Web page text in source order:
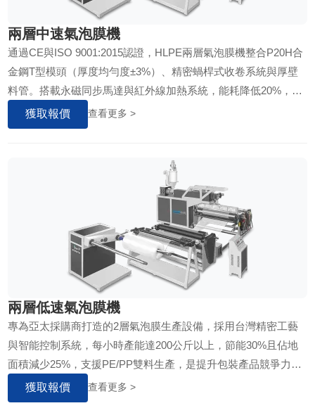
兩層中速氣泡膜機
通過CE與ISO 9001:2015認證，HLPE兩層氣泡膜機整合P20H合
金鋼T型模頭（厚度均勻度±3%）、精密蝸桿式收卷系統與厚壁
料管。搭載永磁同步馬達與紅外線加熱系統，能耗降低20%，支
援高達50%再生PE原料，運轉噪音低於75分貝。
獲取報價 查看更多 >
兩層低速氣泡膜機
專為亞太採購商打造的2層氣泡膜生產設備，採用台灣精密工藝
與智能控制系統，每小時產能達200公斤以上，節能30%且佔地
面積減少25%，支援PE/PP雙料生產，是提升包裝產品競爭力的
關鍵投資...
獲取報價 查看更多 >